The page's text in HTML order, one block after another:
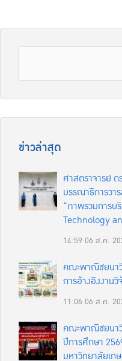
ข่าวล่าสุด
ศาสตราจารย์
บรรณาธิการวา
“ภาพรวมการบ
Technology
14:59 06 ส.ค.
คณะพาณิชยนา
การอ้างอิงงาน
11:06 06 ส.ค.
คณะพาณิชยนา
ปีการศึกษา
มหาวิทยาลัยเก